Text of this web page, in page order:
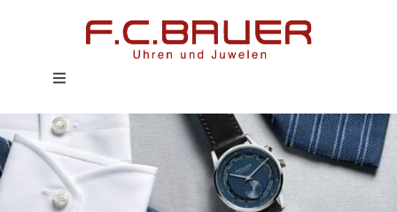
Toggle
HOME
UHREN